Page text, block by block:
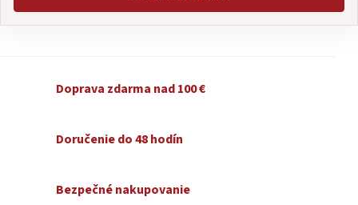
Doprava zdarma nad 100 €
Doručenie do 48 hodín
Bezpečné nakupovanie